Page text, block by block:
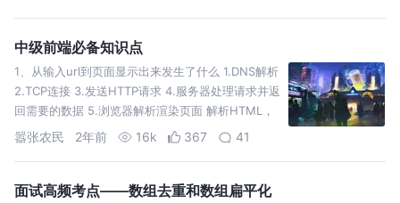
中级前端必备知识点
1、从输入url到页面显示出来发生了什么 1.DNS解析
2.TCP连接 3.发送HTTP请求 4.服务器处理请求并返
回需要的数据 5.浏览器解析渲染页面 解析HTML，
生成DOM树，解析CSS，生成
嚣张农民 2年前 16k 367 41
面试高频考点——数组去重和数组扁平化